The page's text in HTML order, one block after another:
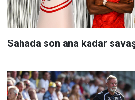
Sahada son ana kadar